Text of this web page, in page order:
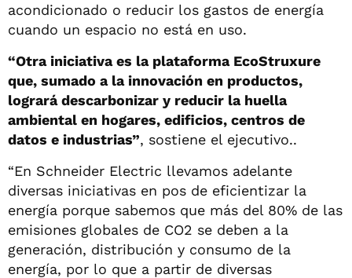
acondicionado o reducir los gastos de energía
cuando un espacio no está en uso.
“Otra iniciativa es la plataforma EcoStruxure
que, sumado a la innovación en productos,
logrará descarbonizar y reducir la huella
ambiental en hogares, edificios, centros de
datos e industrias”, sostiene el ejecutivo..
“En Schneider Electric llevamos adelante
diversas iniciativas en pos de eficientizar la
energía porque sabemos que más del 80% de las
emisiones globales de CO2 se deben a la
generación, distribución y consumo de la
energía, por lo que a partir de diversas